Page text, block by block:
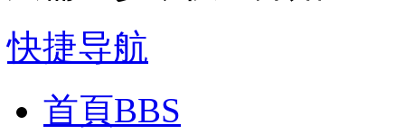
快捷导航
首頁BBS